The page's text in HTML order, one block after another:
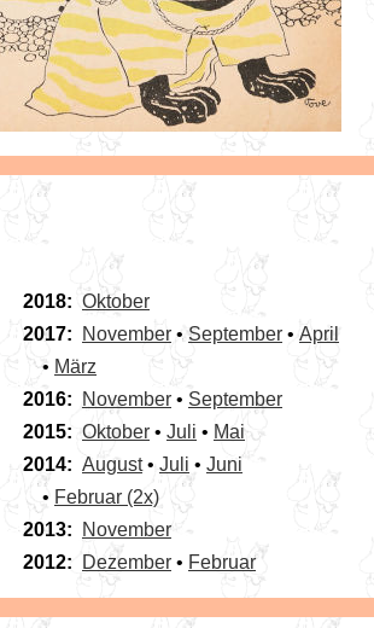
2018: Oktober
2017:
November •September • April
• März
2016:
November • September
2015: Oktober • Juli • Mai
2014: August• Juli • Juni
• Februar (2x)
2013:
November
2012:
Dezember • Februar